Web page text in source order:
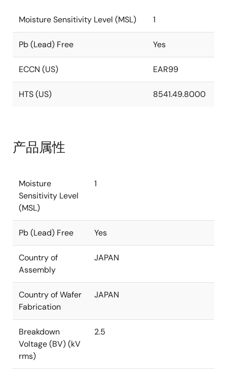
Moisture Sensitivity Level (MSL) 1
Pb (Lead) Free Yes
ECCN (US) EAR99
HTS (US) 8541.49.8000
产品属性
Moisture
Sensitivity Level
(MSL)
1
Pb (Lead) Free Yes
Country of
Assembly
JAPAN
Country of Wafer
Fabrication
JAPAN
Breakdown
Voltage (BV) (kV
rms)
2.5